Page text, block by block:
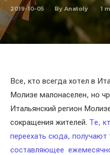
2019-10-05 By Anatoly 1
Все, кто всегда хотел в
Молизе малонаселен, но
Итальянский регион
сокращения жителей. Те,
переехать сюда, получают
составляющее